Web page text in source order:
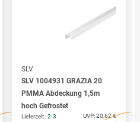
SLV
SLV 1004931 GRAZIA 20
PMMA Abdeckung 1,5m
hoch Gefrostet
Lieferzeit :2-3
UVP:20,62 €